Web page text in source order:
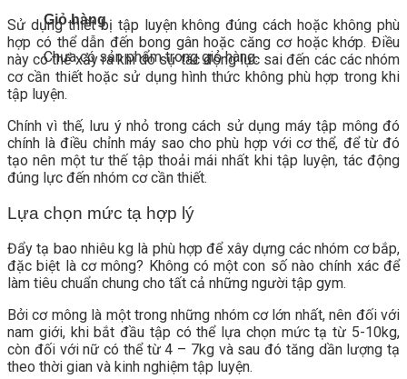
Giỏ hàng
Chưa có sản phẩm trong giỏ hàng.
Sử dụng thiết bị tập luyện không đúng cách hoặc không phù
hợp có thể dẫn đến bong gân hoặc căng cơ hoặc khớp. Điều
này có thể xảy ra khi do sự tác động lực sai đến các các nhóm
cơ cần thiết hoặc sử dụng hình thức không phù hợp trong khi
tập luyện.
Chính vì thế, lưu ý nhỏ trong cách sử dụng máy tập mông đó
chính là điều chỉnh máy sao cho phù hợp với cơ thể, để từ đó
tạo nên một tư thế tập thoải mái nhất khi tập luyện, tác động
đúng lực đến nhóm cơ cần thiết.
Lựa chọn mức tạ hợp lý
Đẩy tạ bao nhiêu kg là phù hợp để xây dựng các nhóm cơ bắp,
đặc biệt là cơ mông? Không có một con số nào chính xác để
làm tiêu chuẩn chung cho tất cả những người tập gym.
Bởi cơ mông là một trong những nhóm cơ lớn nhất, nên đối với
nam giới, khi bắt đầu tập có thể lựa chọn mức tạ từ 5-10kg,
còn đối với nữ có thể từ 4 – 7kg và sau đó tăng dần lượng tạ
theo thời gian và kinh nghiệm tập luyện.